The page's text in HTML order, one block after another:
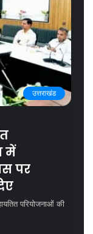
उत्तराखंड
में
पर
परियोजनाओं की